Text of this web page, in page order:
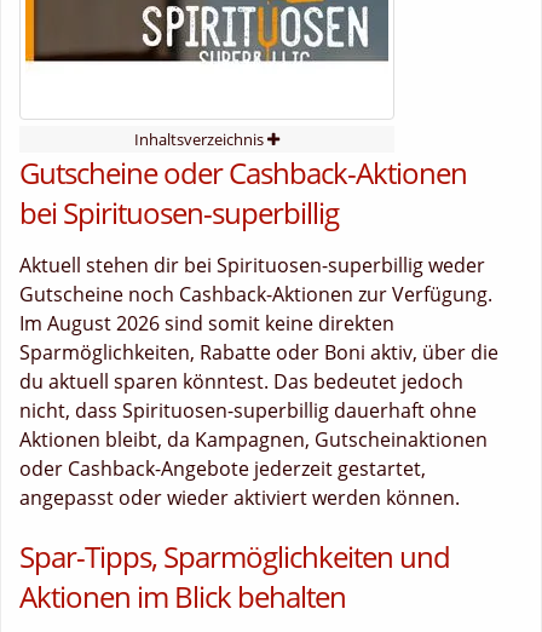
Inhaltsverzeichnis
Gutscheine oder Cashback-Aktionen
bei Spirituosen-superbillig
Aktuell stehen dir bei Spirituosen-superbillig weder
Gutscheine noch Cashback-Aktionen zur Verfügung.
Im August 2026 sind somit keine direkten
Sparmöglichkeiten, Rabatte oder Boni aktiv, über die
du aktuell sparen könntest. Das bedeutet jedoch
nicht, dass Spirituosen-superbillig dauerhaft ohne
Aktionen bleibt, da Kampagnen, Gutscheinaktionen
oder Cashback-Angebote jederzeit gestartet,
angepasst oder wieder aktiviert werden können.
Spar-Tipps, Sparmöglichkeiten und
Aktionen im Blick behalten